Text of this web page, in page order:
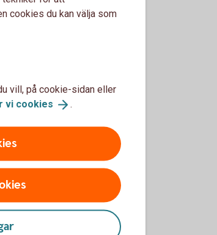
i
cookies du kan välja som
vill, på cookie-sidan eller
vi cookies .